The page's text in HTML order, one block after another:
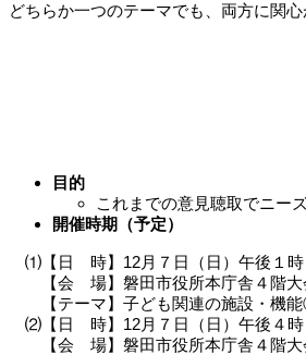
どちらか一つのテーマでも、両方に関
目的
これまでの意見聴取でニー
開催時期（予定）
⑴【日 時】12月７日（日）午後１時
【会 場】磐田市役所本庁舎４階大
【テーマ】子ども関連の施設・機
⑵【日 時】12月７日（日）午後４時
【会 場】磐田市役所本庁舎４階大